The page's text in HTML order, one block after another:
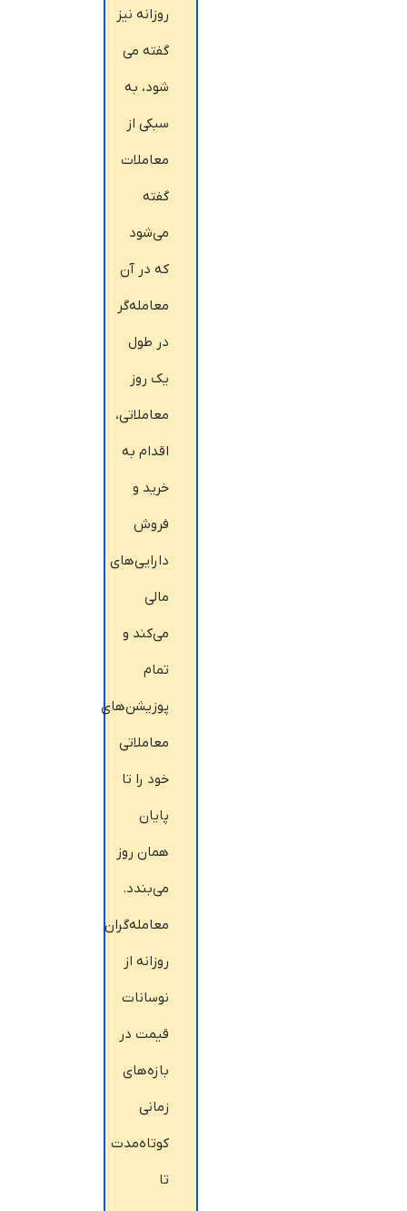
روزانه نیز
گفته می
شود، به
سبکی از
معاملات
گفته
می‌شود
که در آن
معامله‌گر
در طول
یک روز
معاملاتی،
اقدام به
خرید و
فروش
دارایی‌های
مالی
می‌کند و
تمام
پوزیشن‌های
معاملاتی
خود را تا
پایان
همان روز
می‌بندد.
معامله‌گران
روزانه از
نوسانات
قیمت در
بازه‌های
زمانی
کوتاه‌مدت
تا